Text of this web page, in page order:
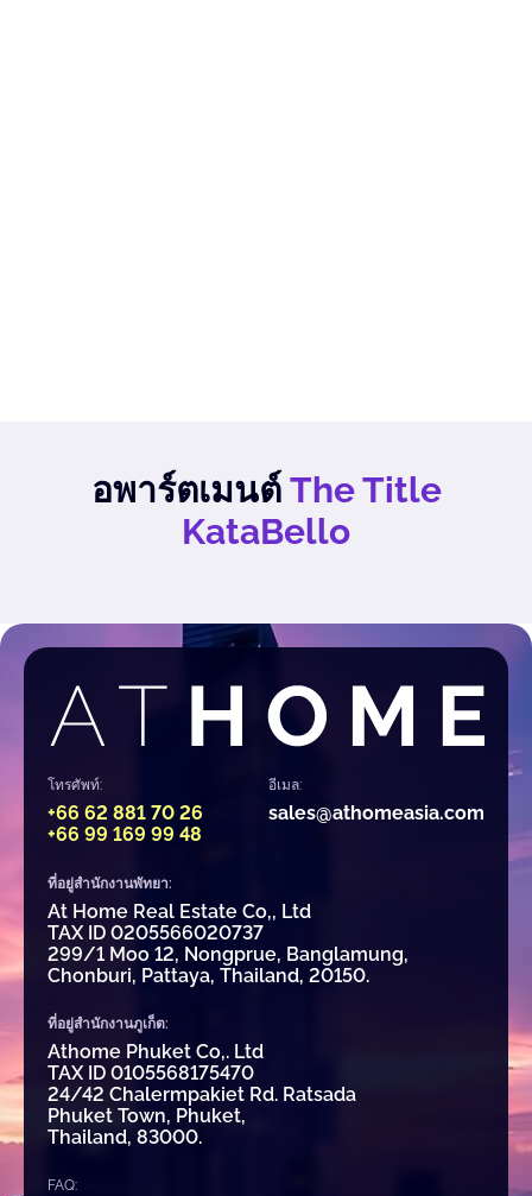
อพาร์ตเมนต์The Title
KataBello
โทรศัพท์:
+66 62 881 70 26
+66 99 169 99 48
อีเมล:
sales@athomeasia.com
ที่อยู่สำนักงานพัทยา:
At Home Real Estate Co,, Ltd
TAX ID 0205566020737
299/1 Moo 12, Nongprue, Banglamung,
Chonburi, Pattaya, Thailand, 20150.
ที่อยู่สำนักงานภูเก็ต:
Athome Phuket Co,. Ltd
TAX ID 0105568175470
24/42 Chalermpakiet Rd. Ratsada
Phuket Town, Phuket,
Thailand, 83000.
FAQ: